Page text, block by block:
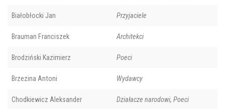
Białobłocki Jan Przyjaciele
Brauman Franciszek Architekci
Brodziński Kazimierz Poeci
Brzezina Antoni Wydawcy
Chodkiewicz Aleksander Działacze narodowi, Poeci